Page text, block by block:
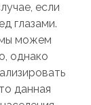
если
глазами.
мы можем
однако
данная